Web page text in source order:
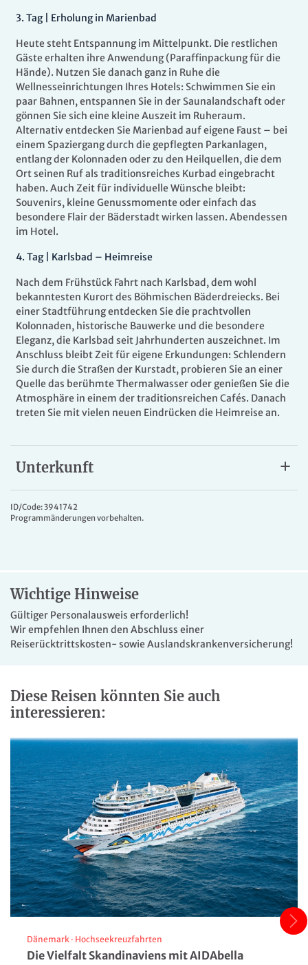
3. Tag | Erholung in Marienbad
Heute steht Entspannung im Mittelpunkt. Die restlichen
Gäste erhalten ihre Anwendung (Paraffinpackung für die
Hände). Nutzen Sie danach ganz in Ruhe die
Wellnesseinrichtungen Ihres Hotels: Schwimmen Sie ein
paar Bahnen, entspannen Sie in der Saunalandschaft oder
gönnen Sie sich eine kleine Auszeit im Ruheraum.
Alternativ entdecken Sie Marienbad auf eigene Faust – bei
einem Spaziergang durch die gepflegten Parkanlagen,
entlang der Kolonnaden oder zu den Heilquellen, die dem
Ort seinen Ruf als traditionsreiches Kurbad eingebracht
haben. Auch Zeit für individuelle Wünsche bleibt:
Souvenirs, kleine Genussmomente oder einfach das
besondere Flair der Bäderstadt wirken lassen. Abendessen
im Hotel.
4. Tag | Karlsbad – Heimreise
Nach dem Frühstück Fahrt nach Karlsbad, dem wohl
bekanntesten Kurort des Böhmischen Bäderdreiecks. Bei
einer Stadtführung entdecken Sie die prachtvollen
Kolonnaden, historische Bauwerke und die besondere
Eleganz, die Karlsbad seit Jahrhunderten auszeichnet. Im
Anschluss bleibt Zeit für eigene Erkundungen: Schlendern
Sie durch die Straßen der Kurstadt, probieren Sie an einer
Quelle das berühmte Thermalwasser oder genießen Sie die
Atmosphäre in einem der traditionsreichen Cafés. Danach
treten Sie mit vielen neuen Eindrücken die Heimreise an.
Unterkunft
Ihr Hotel
Das4* Resort Reitenberger
von Marienbad, nur wenige Schritte von der berühmten
Wellnessbereich mit Schwimmbad, Saunalandschaft und
Fitnessraum und genießen Sie erholsame Tage im
traditionsreichen Kurort.
ID/Code: 3941742
Programmänderungen vorbehalten.
Wichtige Hinweise
Gültiger Personalausweis erforderlich!
Wir empfehlen Ihnen den Abschluss einer
Reiserücktrittskosten- sowie Auslandskrankenversicherung!
Diese Reisen könnten Sie auch
interessieren:
Dänemark · Hochseekreuzfahrten
Die Vielfalt Skandinaviens mit AIDAbella